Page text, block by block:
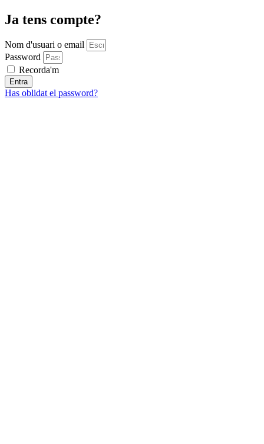
Ja tens compte?
Nom d'usuari o email
Password
Recorda'm
Entra
Has oblidat el password?